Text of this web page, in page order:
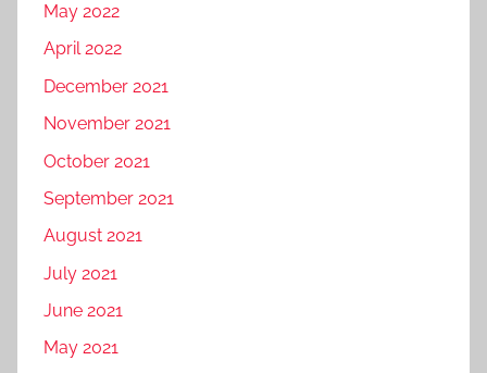
May 2022
April 2022
December 2021
November 2021
October 2021
September 2021
August 2021
July 2021
June 2021
May 2021